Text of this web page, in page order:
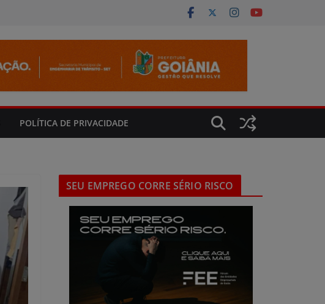
POLÍTICA DE PRIVACIDADE
SEU EMPREGO CORRE SÉRIO RISCO